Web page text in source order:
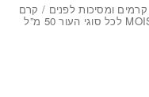
קרמים ומסיכות לפנים / קרם